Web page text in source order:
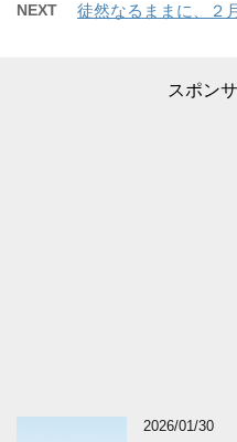
NEXT 徒然なるままに、２
スポン
2026/01/30